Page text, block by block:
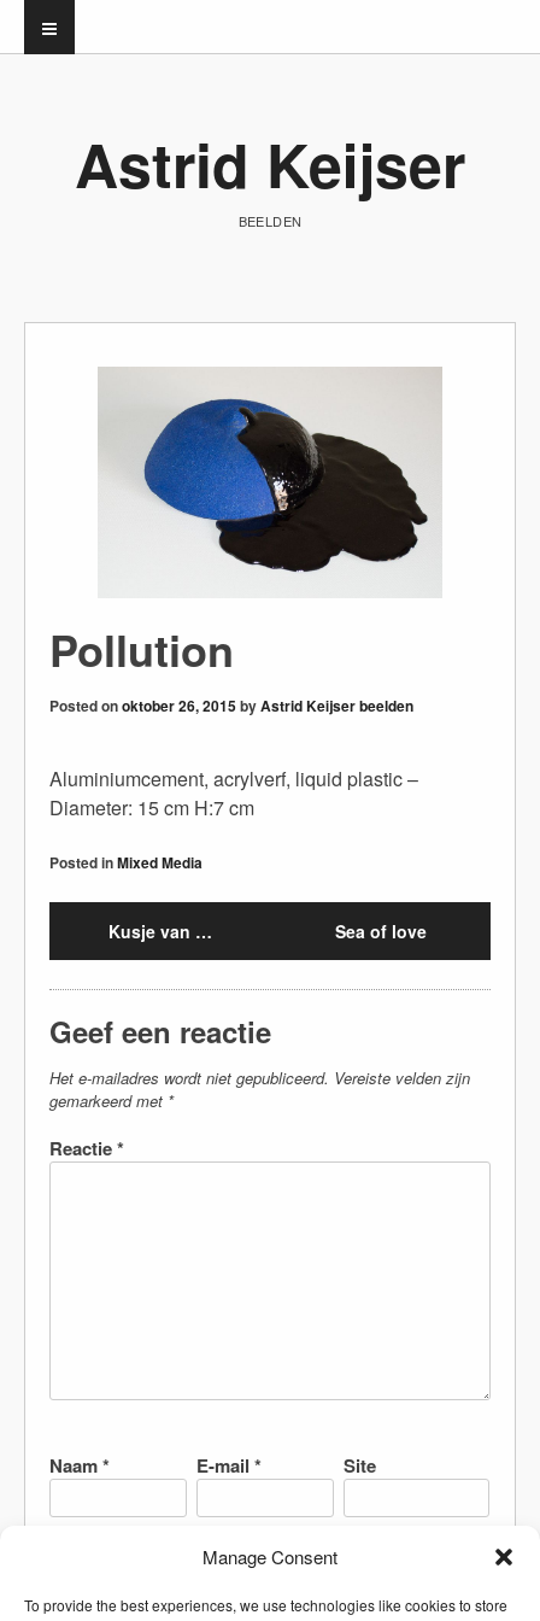
Manage Consent
To provide the best experiences, we use technologies like cookies to store
Astrid Keijser
BEELDEN
Pollution
Posted onoktober 26, 2015byAstrid Keijser beelden
Aluminiumcement, acrylverf, liquid plastic –
Diameter: 15 cm H:7 cm
Posted inMixed Media
Kusje van … Sea of love
Geef een reactie
Het e-mailadres wordt niet gepubliceerd. Vereiste velden zijn
gemarkeerd met *
Reactie*
Naam* E-mail * Site